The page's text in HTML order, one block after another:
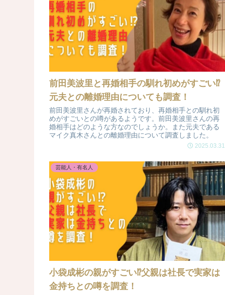
前田美波里と再婚相手の馴れ初めがすごい⁉
元夫との離婚理由についても調査！
前田美波里さんが再婚されており、再婚相手との馴れ初
めがすごいとの噂があるようです。前田美波里さんの再
婚相手はどのような方なのでしょうか。また元夫である
マイク真木さんとの離婚理由について調査しました。
2025.03.31
芸能人・有名人
小袋成彬の親がすごい⁉父親は社長で実家は
金持ちとの噂を調査！